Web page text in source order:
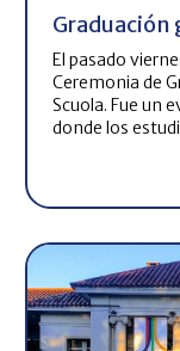
Graduación
El pasado
Ceremonia de
Scuola. Fue un
donde los